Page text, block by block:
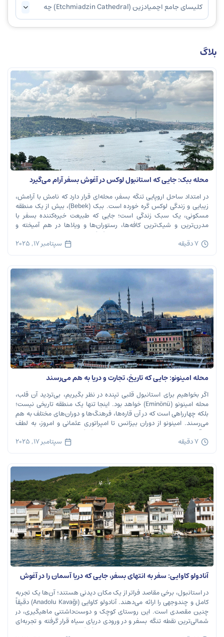
کلیسای جامع اچمیادزین (Etchmiadzin Cathedral) چه
اهمیتی دارد و چرا باید از آن بازدید کرد؟
بلاگ
محله ببک: جایی که استانبول لوکس در آغوش بسفر آرام می‌گیرد
در امتداد ساحل اروپایی تنگه بسفر، محله‌ای قرار دارد که نامش با آرامش،
زیبایی و زندگی لوکس گره خورده است. ببک (Bebek)، بیش از یک منطقه
مسکونی، یک سبک زندگی است؛ جایی که طبیعت خیره‌کننده بسفر با
مدرن‌ترین و شیک‌ترین کافه‌ها، رستوران‌ها و ویلاها در هم آمیخته و
تصویری بی‌نظیر از استانبول معاصر را به […]
7 دقیقه سپتامبر 17, 2025
محله امینونو: جایی که تاریخ، تجارت و دریا به هم می‌رسند
اگر بخواهیم برای استانبول قلبی تپنده در نظر بگیریم، بی‌تردید آن قلب،
محله امینونو (Eminönü) خواهد بود. اینجا تنها یک منطقه تاریخی نیست؛
بلکه چهارراهی است که در آن قاره‌ها، فرهنگ‌ها و دوران‌های مختلف به هم
می‌رسند. امینونو از دوران بیزانس تا امپراتوری عثمانی و امروز، به لطف
موقعیت استراتژیک خود در دهانه خلیج شاخ […]
7 دقیقه سپتامبر 17, 2025
آنادولو کاوایی: سفر به انتهای بسفر، جایی که دریا آسمان را در آغوش
می‌گیرد
در استانبول، برخی مقاصد فراتر از یک مکان دیدنی هستند؛ آن‌ها یک تجربه
کامل و چندوجهی را ارائه می‌دهند. آنادولو کاوایی (Anadolu Kavağı) دقیقاً
چنین مقصدی است. این روستای کوچک و دوست‌داشتنی ماهیگیری، در
شمالی‌ترین نقطه تنگه بسفر و در ورودی دریای سیاه قرار گرفته و تجربه‌ای
بی‌نظیر از تاریخ، طبیعت و طعم‌های اصیل را […]